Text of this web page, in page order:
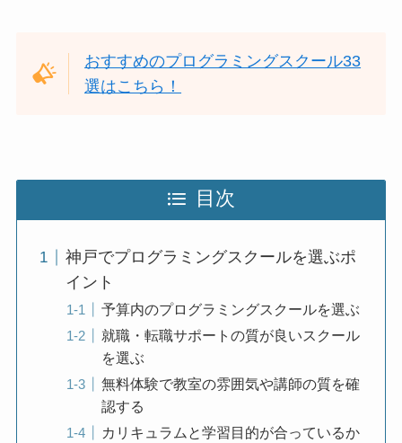
おすすめのプログラミングスクール33
選はこちら！
目次
神戸でプログラミングスクールを選ぶポ
イント
予算内のプログラミングスクールを選ぶ
就職・転職サポートの質が良いスクール
を選ぶ
無料体験で教室の雰囲気や講師の質を確
認する
カリキュラムと学習目的が合っているか